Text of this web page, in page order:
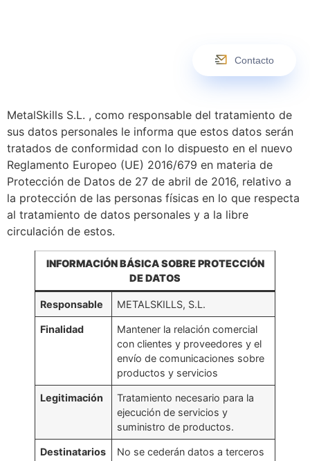
Contacto
MetalSkills S.L. , como responsable del tratamiento de
sus datos personales le informa que estos datos serán
tratados de conformidad con lo dispuesto en el nuevo
Reglamento Europeo (UE) 2016/679 en materia de
Protección de Datos de 27 de abril de 2016, relativo a
la protección de las personas físicas en lo que respecta
al tratamiento de datos personales y a la libre
circulación de estos.
INFORMACIÓN BÁSICA SOBRE PROTECCIÓN
DE DATOS
Responsable METALSKILLS, S.L.
Finalidad
Mantener la relación comercial
con clientes y proveedores y el
envío de comunicaciones sobre
productos y servicios
Legitimación
Tratamiento necesario para la
ejecución de servicios y
suministro de productos.
Destinatarios
No se cederán datos a terceros